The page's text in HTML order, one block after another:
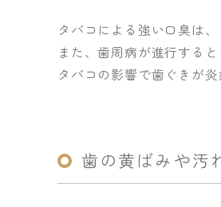
タバコによる強い口臭は
また、歯周病が進行する
タバコの影響で歯ぐきが
歯の黄ばみや汚